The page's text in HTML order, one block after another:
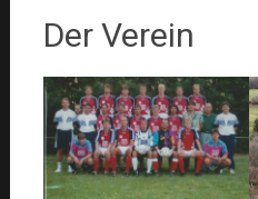
Der Verein